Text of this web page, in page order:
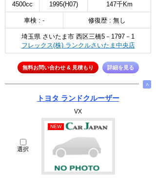
4500cc 1995(H07) 147千Km
車検 : - 修復歴 : 無し
埼玉県 さいたま市 西区三橋5－1797－1
フレックス(株) ランクルさいたま中央店
無料お問い合わせ & 見積もり 詳細を見る
∧
トヨタ ランドクルーザー
VX
選択
NEW